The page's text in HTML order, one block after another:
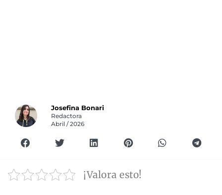
Josefina Bonari
Redactora
Abril / 2026
¡Valora esto!